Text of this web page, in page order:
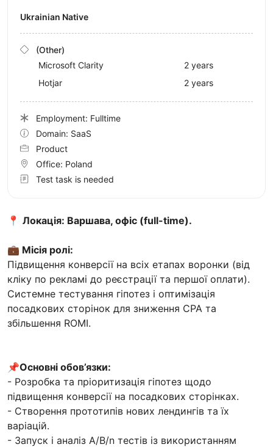
📍 Локація: Варшава, офіс (full-time).
💼 Місія ролі:
Підвищення конверсії на всіх етапах воронки (від
кліку по рекламі до реєстрації та першої оплати).
Системне тестування гіпотез і оптимізація
посадкових сторінок для зниження CPA та
збільшення ROMI.
📌Основні обов’язки:
- Розробка та пріоритизація гіпотез щодо
підвищення конверсії на посадкових сторінках.
- Створення прототипів нових лендингів та їх
варіацій.
- Запуск і аналіз A/B/n тестів із використанням
Ukrainian Native
(Other)
Microsoft Clarity
2 years
Hotjar
2 years
Employment: Fulltime
Domain: SaaS
Product
Office: Poland
Test task is needed